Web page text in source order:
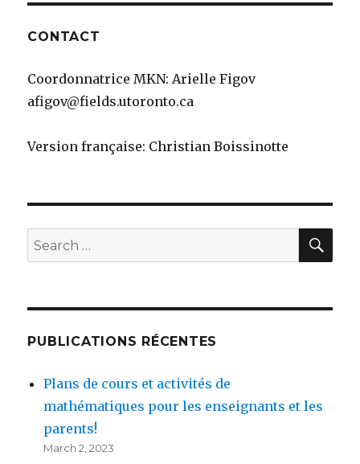
CONTACT
Coordonnatrice MKN: Arielle Figov
afigov@fields.utoronto.ca
Version française: Christian Boissinotte
Search
for:
PUBLICATIONS RÉCENTES
Plans de cours et activités de
mathématiques pour les enseignants et les
parents!
March 2, 2023